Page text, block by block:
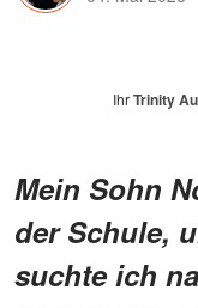
IhrTrinity
Mein Sohn
der Schule,
suchte ich